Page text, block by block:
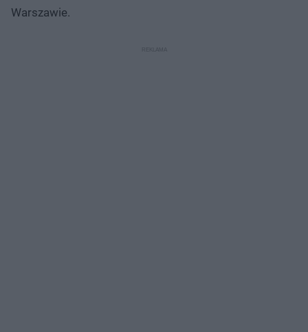
Warszawie.